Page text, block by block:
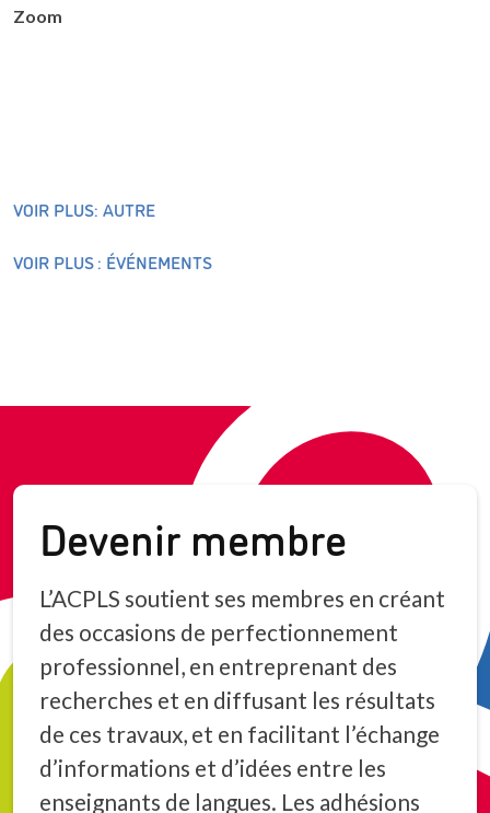
Zoom
VOIR PLUS: AUTRE
VOIR PLUS : ÉVÉNEMENTS
Devenir membre
L’ACPLS soutient ses membres en créant
des occasions de perfectionnement
professionnel, en entreprenant des
recherches et en diffusant les résultats
de ces travaux, et en facilitant l’échange
d’informations et d’idées entre les
enseignants de langues. Les adhésions